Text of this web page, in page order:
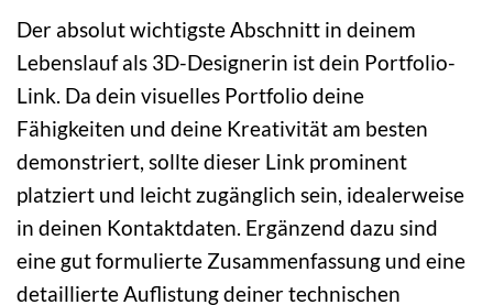
Der absolut wichtigste Abschnitt in deinem
Lebenslauf als 3D-Designerin ist dein Portfolio-
Link. Da dein visuelles Portfolio deine
Fähigkeiten und deine Kreativität am besten
demonstriert, sollte dieser Link prominent
platziert und leicht zugänglich sein, idealerweise
in deinen Kontaktdaten. Ergänzend dazu sind
eine gut formulierte Zusammenfassung und eine
detaillierte Auflistung deiner technischen